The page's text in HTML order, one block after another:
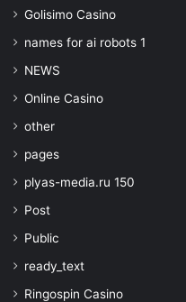
Golisimo Casino
names for ai robots 1
NEWS
Online Casino
other
pages
plyas-media.ru 150
Post
Public
ready_text
Ringospin Casino